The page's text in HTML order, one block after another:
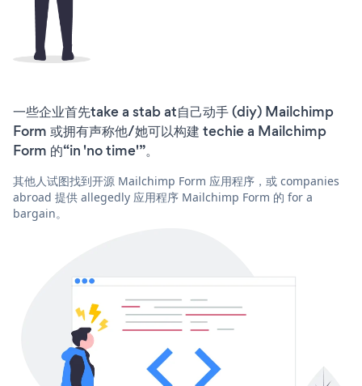
一些企业首先take a stab at自己动手 (diy) Mailchimp
Form 或拥有声称他/她可以构建 techie a Mailchimp
Form 的“in 'no time'”。
其他人试图找到开源 Mailchimp Form 应用程序，或 companies
abroad 提供 allegedly 应用程序 Mailchimp Form 的 for a
bargain。